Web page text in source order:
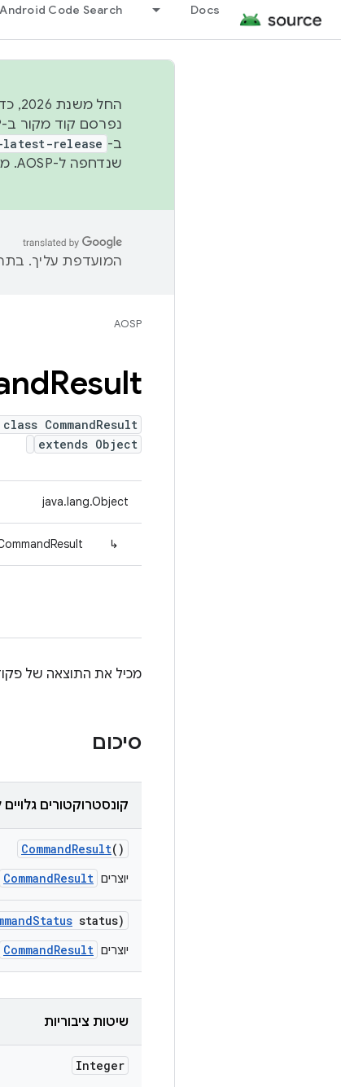
Docs
Android Code Search
ב- latest-release
שנדחפה ל-AOSP. מידע נוסף זמין במאמר
המועדפת עליך.
AOSP
Result
CommandResult
extends Object
java.lang.Object
↳
מכיל את התוצאה של
סיכום
קונסטרוקטורים גלויים
CommandResult()
יוצרים CommandResult
Status status)
יוצרים CommandResult
שיטות ציבוריות
Integer